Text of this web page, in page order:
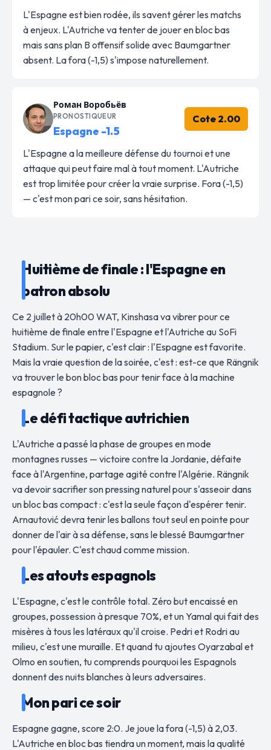
L'Espagne est bien rodée, ils savent gérer les matchs
à enjeux. L'Autriche va tenter de jouer en bloc bas
mais sans plan B offensif solide avec Baumgartner
absent. La fora (-1,5) s'impose naturellement.
Роман Воробьёв
PRONOSTIQUEUR
Espagne -1.5
Cote 2.00
L'Espagne a la meilleure défense du tournoi et une
attaque qui peut faire mal à tout moment. L'Autriche
est trop limitée pour créer la vraie surprise. Fora (-1,5)
— c'est mon pari ce soir, sans hésitation.
Huitième de finale : l'Espagne en
patron absolu
Ce 2 juillet à 20h00 WAT, Kinshasa va vibrer pour ce
huitième de finale entre l'Espagne et l'Autriche au SoFi
Stadium. Sur le papier, c'est clair : l'Espagne est favorite.
Mais la vraie question de la soirée, c'est : est-ce que Rängnik
va trouver le bon bloc bas pour tenir face à la machine
espagnole ?
Le défi tactique autrichien
L'Autriche a passé la phase de groupes en mode
montagnes russes — victoire contre la Jordanie, défaite
face à l'Argentine, partage agité contre l'Algérie. Rängnik
va devoir sacrifier son pressing naturel pour s'asseoir dans
un bloc bas compact : c'est la seule façon d'espérer tenir.
Arnautović devra tenir les ballons tout seul en pointe pour
donner de l'air à sa défense, sans le blessé Baumgartner
pour l'épauler. C'est chaud comme mission.
Les atouts espagnols
L'Espagne, c'est le contrôle total. Zéro but encaissé en
groupes, possession à presque 70%, et un Yamal qui fait des
misères à tous les latéraux qu'il croise. Pedri et Rodri au
milieu, c'est une muraille. Et quand tu ajoutes Oyarzabal et
Olmo en soutien, tu comprends pourquoi les Espagnols
donnent des nuits blanches à leurs adversaires.
Mon pari ce soir
Espagne gagne, score 2:0. Je joue la fora (-1,5) à 2,03.
L'Autriche en bloc bas tiendra un moment, mais la qualité